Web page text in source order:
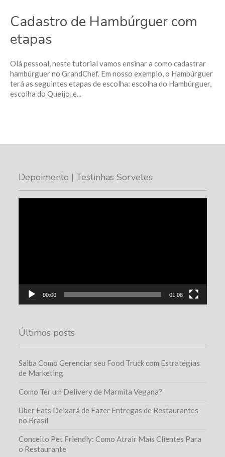
Cadastro de Hambúrguer com
etapas
Olá pessoal, neste tutorial vamos ensinar a como cadastrar
hambúrguer no GrandChef. Em nosso exemplo, o Hambúrguer
terá as seguintes etapas de escolha: escolha do Hambúrguer,
escolha do Queijo, e...
Depoimento | Testinhas Sorvetes
00:00 01:08
Últimos posts
Saiba Como Gerenciar seu Food Truck com Estratégias
de Marketing
Como Ter um Delivery de Marmita Vegana?
Uber Eats Deixará de Fazer Entregas de Restaurantes
no Brasil
Conceito Pet Friendly: Como Atrair Mais Clientes Para
o Restaurante